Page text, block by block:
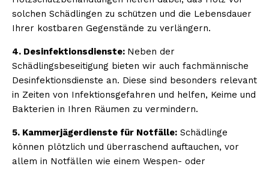
solchen Schädlingen zu schützen und die Lebensdauer
Ihrer kostbaren Gegenstände zu verlängern.
4. Desinfektionsdienste: Neben der
Schädlingsbeseitigung bieten wir auch fachmännische
Desinfektionsdienste an. Diese sind besonders relevant
in Zeiten von Infektionsgefahren und helfen, Keime und
Bakterien in Ihren Räumen zu vermindern.
5. Kammerjägerdienste für Notfälle: Schädlinge
können plötzlich und überraschend auftauchen, vor
allem in Notfällen wie einem Wespen- oder